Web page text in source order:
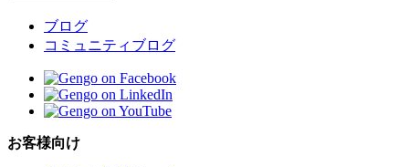
ブログ
コミュニティブログ
お客様向け